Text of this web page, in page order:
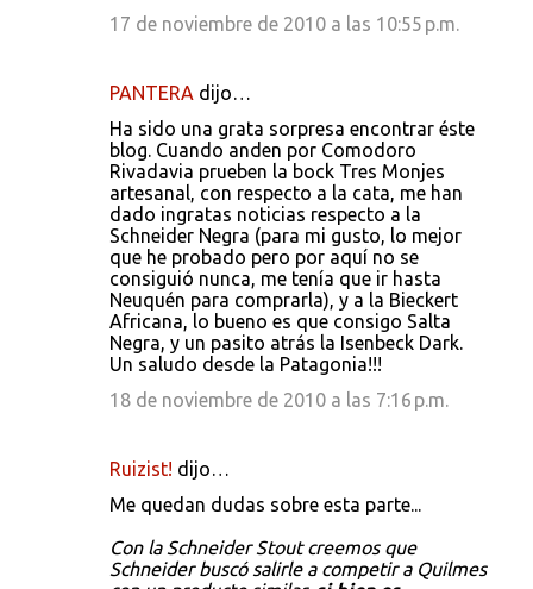
17 de noviembre de 2010 a las 10:55 p.m.
PANTERA dijo…
Ha sido una grata sorpresa encontrar éste
blog. Cuando anden por Comodoro
Rivadavia prueben la bock Tres Monjes
artesanal, con respecto a la cata, me han
dado ingratas noticias respecto a la
Schneider Negra (para mi gusto, lo mejor
que he probado pero por aquí no se
consiguió nunca, me tenía que ir hasta
Neuquén para comprarla), y a la Bieckert
Africana, lo bueno es que consigo Salta
Negra, y un pasito atrás la Isenbeck Dark.
Un saludo desde la Patagonia!!!
18 de noviembre de 2010 a las 7:16 p.m.
Ruizist! dijo…
Me quedan dudas sobre esta parte...
Con la Schneider Stout creemos que
Schneider buscó salirle a competir a Quilmes